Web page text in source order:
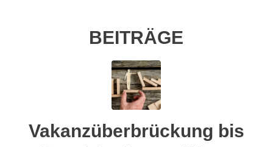
BEITRÄGE
Vakanzüberbrückung bis